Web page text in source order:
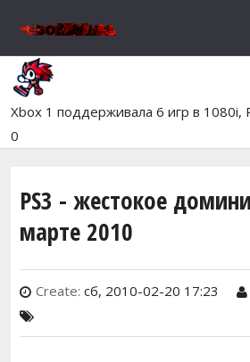
Xbox 1 поддерживала 6 игр в 1080i,
0
PS3 - жестокое
марте 2010
Create: сб, 2010-02-20 17:23